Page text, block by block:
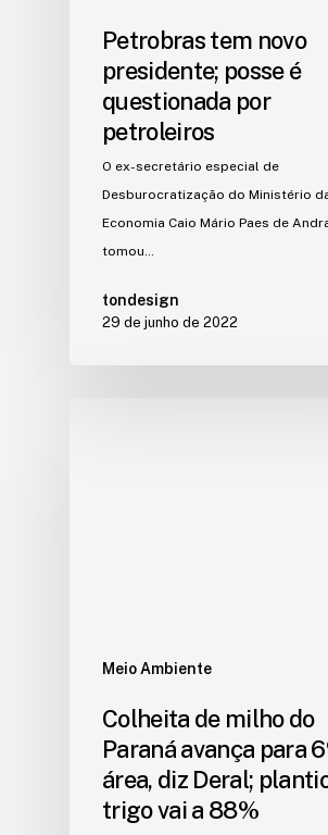
Petrobras tem novo
presidente; posse é
questionada por
petroleiros
O ex-secretário especial de
Desburocratização do Ministério
Economia Caio Mário Paes de
tomou…
tondesign
29 de junho de 2022
Meio Ambiente
Colheita de milho do
Paraná avança para
área, diz Deral;
trigo vai a 88%